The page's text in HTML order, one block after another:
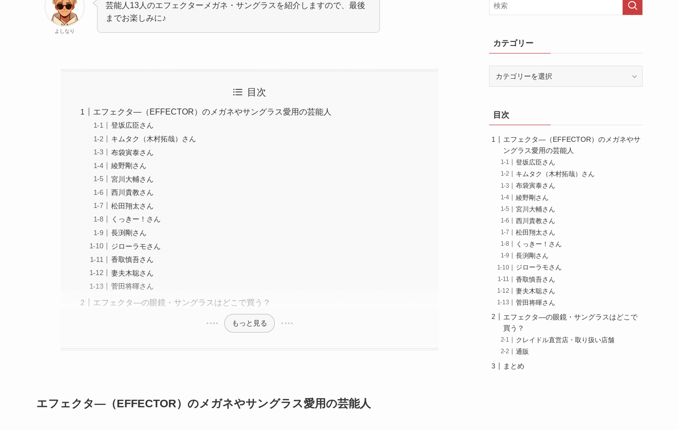
よしなり
芸能人13人のエフェクターメガネ・サングラスを紹介しますので、最後
までお楽しみに♪
目次
エフェクタ―（EFFECTOR）のメガネやサングラス愛用の芸能人
登坂広臣さん
キムタク（木村拓哉）さん
布袋寅泰さん
綾野剛さん
宮川大輔さん
西川貴教さん
松田翔太さん
くっきー！さん
長渕剛さん
ジローラモさん
香取慎吾さん
妻夫木聡さん
菅田将暉さん
エフェクタ―の眼鏡・サングラスはどこで買う？
もっと見る
エフェクタ―（EFFECTOR）のメガネやサングラス愛用の芸能人
カテゴリー
ー目次
エフェクタ―（EFFECTOR）のメガネやサ
ングラス愛用の芸能人
登坂広臣さん
キムタク（木村拓哉）さん
布袋寅泰さん
綾野剛さん
宮川大輔さん
西川貴教さん
松田翔太さん
くっきー！さん
長渕剛さん
ジローラモさん
香取慎吾さん
妻夫木聡さん
菅田将暉さん
エフェクタ―の眼鏡・サングラスはどこで
買う？
クレイドル直営店・取り扱い店舗
通販
まとめ